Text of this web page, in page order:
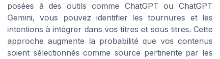
posées à des outils comme ChatGPT ou ChatGPT
Gemini, vous pouvez identifier les tournures et les
intentions à intégrer dans vos titres et sous titres. Cette
approche augmente la probabilité que vos contenus
soient sélectionnés comme source pertinente par les